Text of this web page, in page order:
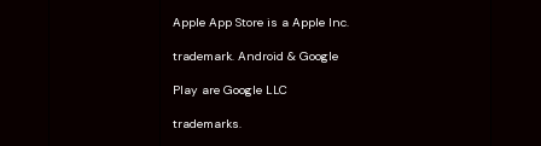
Apple App Store is a Apple Inc.
trademark. Android & Google
Play are Google LLC
trademarks.